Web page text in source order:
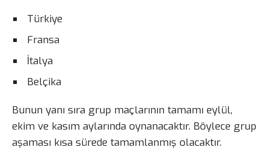
Türkiye
Fransa
İtalya
Belçika
Bunun yanı sıra grup maçlarının tamamı eylül,
ekim ve kasım aylarında oynanacaktır. Böylece grup
aşaması kısa sürede tamamlanmış olacaktır.